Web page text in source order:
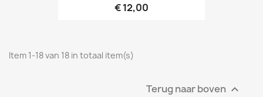
€ 12,00
Item 1-18 van 18 in totaal item(s)
Terug naar boven 